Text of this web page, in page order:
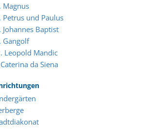
Magnus
Petrus und Paulus
Johannes Baptist
Gangolf
Leopold Mandic
da Siena